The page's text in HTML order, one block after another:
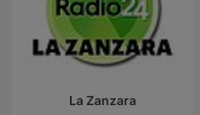
La Zanzara